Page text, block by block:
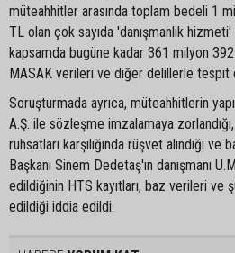
müteahhitler arasında toplam bedeli 1
TL olan çok sayıda 'danışmanlık
kapsamda bugüne kadar 361 milyon
MASAK verileri ve diğer delillerle tespit
Soruşturmada ayrıca, müteahhitlerin
A.Ş. ile sözleşme imzalamaya
ruhsatları karşılığında rüşvet alındığı
Başkanı Sinem Dedetaş'ın danışmanı
edildiğinin HTS kayıtları, baz verileri
edildiği iddia edildi.